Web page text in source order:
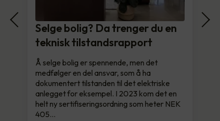
Selge bolig? Da trenger du en
teknisk tilstandsrapport
Å selge bolig er spennende, men det
medfølger en del ansvar, som å ha
dokumentert tilstanden til det elektriske
anlegget for eksempel. I 2023 kom det en
helt ny sertifiseringsordning som heter NEK
405…